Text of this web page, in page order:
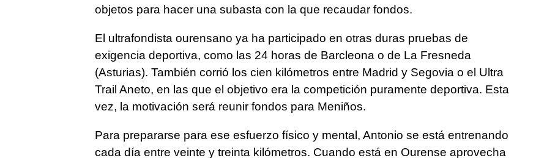
objetos para hacer una subasta con la que recaudar fondos.
El ultrafondista ourensano ya ha participado en otras duras pruebas de
exigencia deportiva, como las 24 horas de Barcleona o de La Fresneda
(Asturias). También corrió los cien kilómetros entre Madrid y Segovia o el Ultra
Trail Aneto, en las que el objetivo era la competición puramente deportiva. Esta
vez, la motivación será reunir fondos para Meniños.
Para prepararse para ese esfuerzo físico y mental, Antonio se está entrenando
cada día entre veinte y treinta kilómetros. Cuando está en Ourense aprovecha